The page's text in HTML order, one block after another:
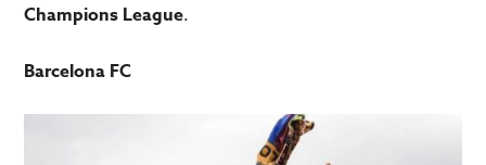
Champions League.
Barcelona FC